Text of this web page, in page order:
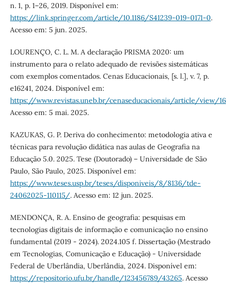
n. 1, p. 1–26, 2019. Disponível em:
https://link.springer.com/article/10.1186/S41239-019-0171-0.
Acesso em: 5 jun. 2025.
LOURENÇO, C. L. M. A declaração PRISMA 2020: um
instrumento para o relato adequado de revisões sistemáticas
com exemplos comentados. Cenas Educacionais, [s. l.], v. 7, p.
e16241, 2024. Disponível em:
https://www.revistas.uneb.br/cenaseducacionais/article/view/
Acesso em: 5 mai. 2025.
KAZUKAS, G. P. Deriva do conhecimento: metodologia ativa e
técnicas para revolução didática nas aulas de Geografia na
Educação 5.0. 2025. Tese (Doutorado) – Universidade de São
Paulo, São Paulo, 2025. Disponível em:
https://www.teses.usp.br/teses/disponiveis/8/8136/tde-
24062025-110115/. Acesso em: 12 jun. 2025.
MENDONÇA, R. A. Ensino de geografia: pesquisas em
tecnologias digitais de informação e comunicação no ensino
fundamental (2019 - 2024). 2024.105 f. Dissertação (Mestrado
em Tecnologias, Comunicação e Educação) - Universidade
Federal de Uberlândia, Uberlândia, 2024. Disponível em:
https://repositorio.ufu.br/handle/123456789/43265. Acesso